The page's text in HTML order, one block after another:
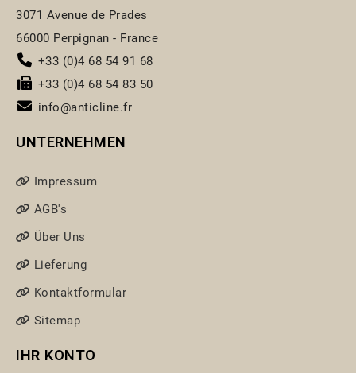
3071 Avenue de Prades
66000 Perpignan - France
+33 (0)4 68 54 91 68
+33 (0)4 68 54 83 50
info@anticline.fr
UNTERNEHMEN
Impressum
AGB's
Über Uns
Lieferung
Kontaktformular
Sitemap
IHR KONTO